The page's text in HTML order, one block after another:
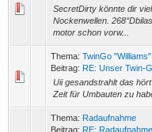
SecretDirty könnte dir
Nockenwellen.
motor schon vorw...
Thema: TwinGo
Beitrag: RE: Unser Twin-
Uii gesandstrahlt das
Zeit für Umbauten zu
Thema: Radaufnahme
Beitrag: RE: Radaufnahme